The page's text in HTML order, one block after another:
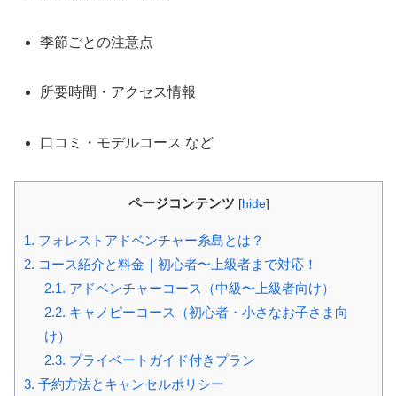
季節ごとの注意点
所要時間・アクセス情報
口コミ・モデルコース など
ページコンテンツ [hide]
1. フォレストアドベンチャー糸島とは？
2. コース紹介と料金｜初心者〜上級者まで対応！
2.1. アドベンチャーコース（中級〜上級者向け）
2.2. キャノピーコース（初心者・小さなお子さま向
け）
2.3. プライベートガイド付きプラン
3. 予約方法とキャンセルポリシー